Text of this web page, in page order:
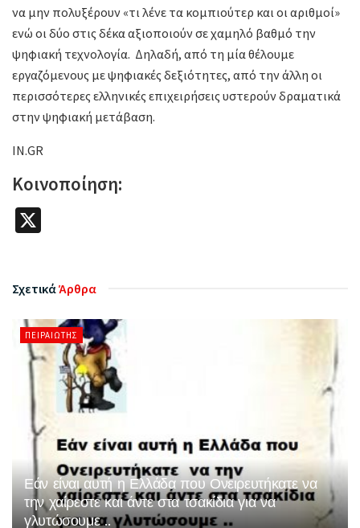
να μην πολυξέρουν «τι λένε τα κομπιούτερ και οι αριθμοί»
ενώ οι δύο στις δέκα αξιοποιούν σε χαμηλό βαθμό την
ψηφιακή τεχνολογία. Δηλαδή, από τη μία θέλουμε
εργαζόμενους με ψηφιακές δεξιότητες, από την άλλη οι
περισσότερες ελληνικές επιχειρήσεις υστερούν δραματικά
στην ψηφιακή μετάβαση.
IN.GR
Κοινοποίηση:
ΣχετικάΆρθρα
ΠΕΙΡΑΙΏΤΗΣ
Εάν είναι αυτή η Ελλάδα που Ονειρευτήκατε να
την χαίρεστε και άντε στα τσακίδια για να
γλυτώσουμε ..